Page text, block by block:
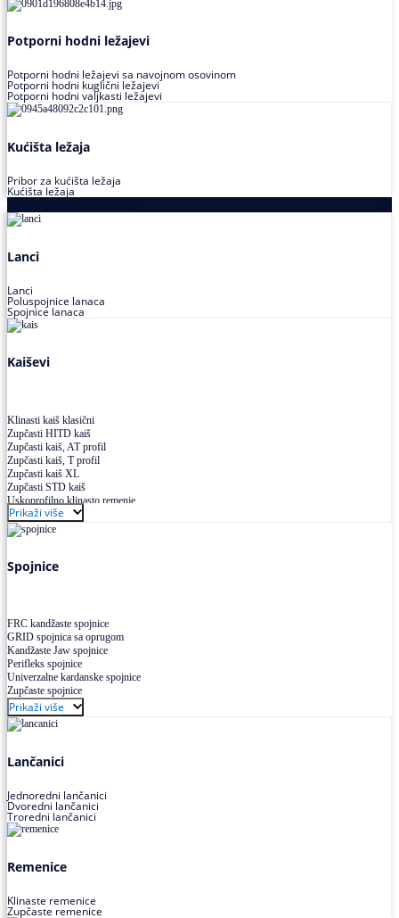
Potporni hodni ležajevi
Potporni hodni ležajevi sa navojnom osovinom
Potporni hodni kuglični ležajevi
Potporni hodni valjkasti ležajevi
Kućišta ležaja
Pribor za kućišta ležaja
Kućišta ležaja
Lanci
Lanci
Poluspojnice lanaca
Spojnice lanaca
Kaiševi
Klinasti kaiš klasični
Zupčasti HITD kaiš
Zupčasti kaiš, AT profil
Zupčasti kaiš, T profil
Zupčasti kaiš XL
Zupčasti STD kaiš
Uskoprofilno klinasto remenje
Uskoprofilno klinasto remenje spojeno
Uskoprofilno klinasto remenje XP extra power
Višekanalno remenje PJ,PK
Prikaži više
Spojnice
FRC kandžaste spojnice
GRID spojnica sa oprugom
Kandžaste Jaw spojnice
Perifleks spojnice
Univerzalne kardanske spojnice
Zupčaste spojnice
Prikaži više
Lančanici
Jednoredni lančanici
Dvoredni lančanici
Troredni lančanici
Remenice
Klinaste remenice
Zupčaste remenice